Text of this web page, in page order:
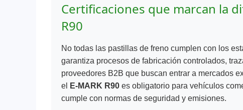
Certificaciones que marcan la
R90
No todas las pastillas de freno cumplen con los
garantiza procesos de fabricación controlados,
proveedores B2B que buscan entrar a mercados
el
E-MARK R90 es obligatorio para vehículos
cumple con normas de seguridad y emisiones.